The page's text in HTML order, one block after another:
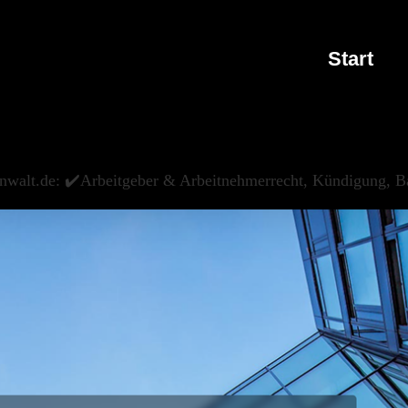
Start
✔️Arbeitgeber & Arbeitnehmerrecht, Kündigung,